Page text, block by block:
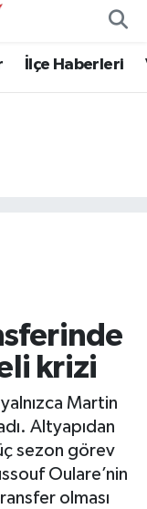
İlçe Haberleri
krizi
yalnızca Martin
Altyapıdan
sezon görev
Oulare’nin
olması